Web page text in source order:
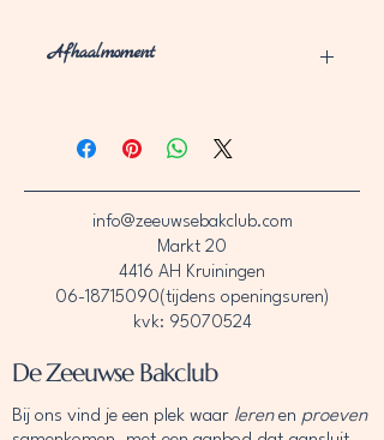
Afhaalmoment
aantekening.
info@zeeuwsebakclub.com
Markt 20
4416 AH Kruiningen
06-18715090(tijdens openingsuren)
kvk: 95070524
De Zeeuwse Bakclub
Bij ons vind je een plek waar lerenen proeven